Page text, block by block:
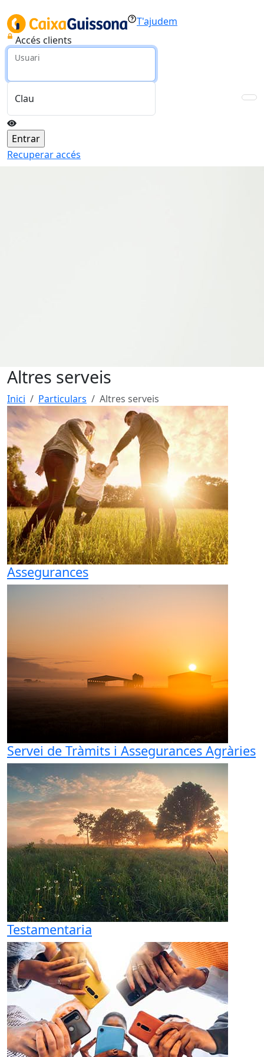
T'ajudem
Accés clients
Usuari
Clau
Recuperar accés
Altres serveis
Inici Particulars Altres serveis
Assegurances
Servei de Tràmits i Assegurances Agràries
Testamentaria